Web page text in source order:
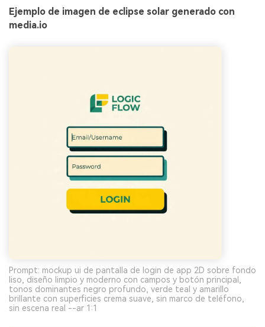
Ejemplo de imagen de eclipse solar generado con
media.io
Prompt: mockup ui de pantalla de login de app 2D sobre fondo
liso, diseño limpio y moderno con campos y botón principal,
tonos dominantes negro profundo, verde teal y amarillo
brillante con superficies crema suave, sin marco de teléfono,
sin escena real --ar 1:1